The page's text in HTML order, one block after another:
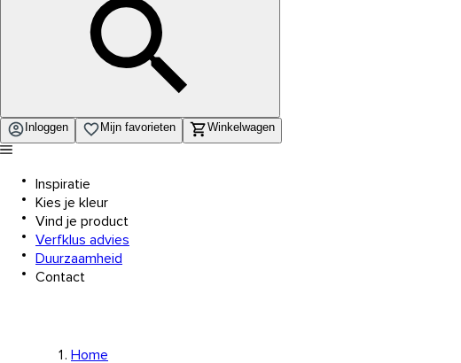
Inloggen Mijn favorieten Winkelwagen
Inspiratie
Kies je kleur
Vind je product
Verfklus advies
Duurzaamheid
Contact
Home